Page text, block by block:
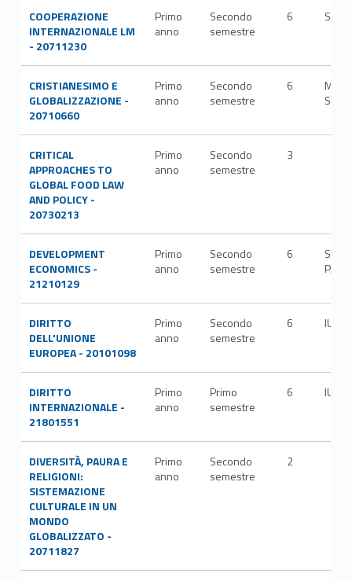
COOPERAZIONE
INTERNAZIONALE LM
- 20711230
Primo
anno
Secondo
semestre
6 SPS/
CRISTIANESIMO E
GLOBALIZZAZIONE -
20710660
Primo
anno
Secondo
semestre
6
M-
CRITICAL
APPROACHES TO
GLOBAL FOOD LAW
AND POLICY -
20730213
Primo
anno
Secondo
semestre
3
DEVELOPMENT
ECONOMICS -
21210129
Primo
anno
Secondo
semestre
6
SECS-
P/02
DIRITTO
DELL'UNIONE
EUROPEA - 20101098
Primo
anno
Secondo
semestre
6 IUS/
DIRITTO
INTERNAZIONALE -
21801551
Primo
anno
Primo
semestre
6 IUS/
DIVERSITÀ, PAURA E
RELIGIONI:
SISTEMAZIONE
CULTURALE IN UN
MONDO
GLOBALIZZATO -
20711827
Primo
anno
Secondo
semestre
2